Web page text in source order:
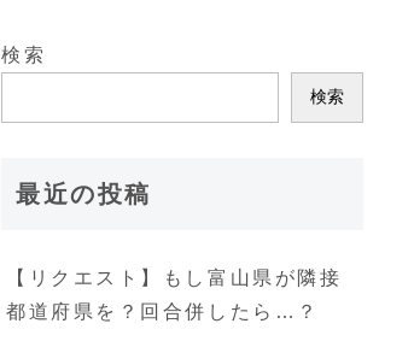
検索
検索
最近の投稿
【リクエスト】もし富山県が隣接
都道府県を？回合併したら…？